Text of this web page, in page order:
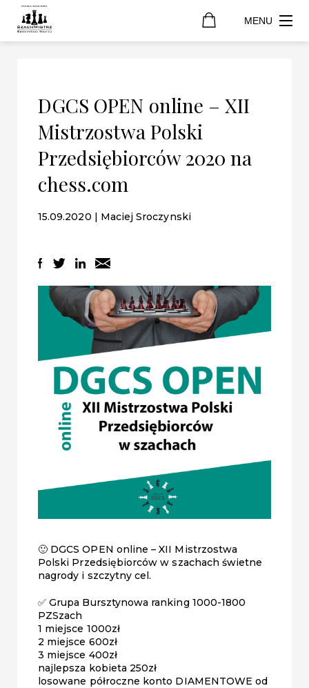
MENU
DGCS OPEN online – XII
Mistrzostwa Polski
Przedsiębiorców 2020 na
chess.com
15.09.2020 | Maciej Sroczynski
🙂 DGCS OPEN online – XII Mistrzostwa
Polski Przedsiębiorców w szachach świetne
nagrody i szczytny cel.
✅ Grupa Bursztynowa ranking 1000-1800
PZSzach
1 miejsce 1000zł
2 miejsce 600zł
3 miejsce 400zł
najlepsza kobieta 250zł
losowane półroczne konto DIAMENTOWE od